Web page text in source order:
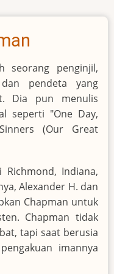
seorang penginjil,
pendeta yang
Dia pun menulis
seperti "One Day,
(Our Great
Indiana,
Alexander H. dan
Chapman untuk
Chapman tidak
tapi saat berusia
imannya